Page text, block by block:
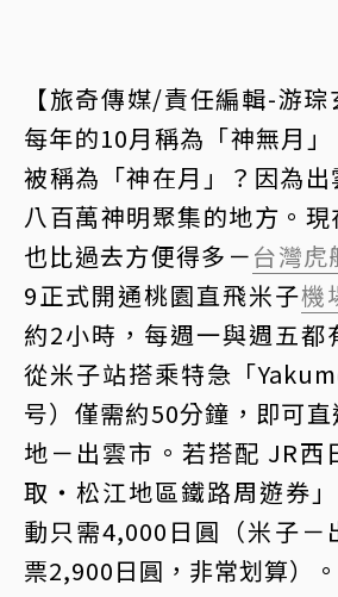
【旅奇傳媒/責任編輯-游
每年的10月稱為「神無月
被稱為「神在月」？因為
八百萬神明聚集的地方。現
也比過去方便得多－台灣虎
9正式開通桃園直飛米子機
約2小時，每週一與週五都
從米子站搭乘特急「
号）僅需約50分鐘，即可
地－出雲市。若搭配 JR西
取・松江地區鐵路周遊券
動只需4,000日圓（米子－
票2,900日圓，非常划算）。